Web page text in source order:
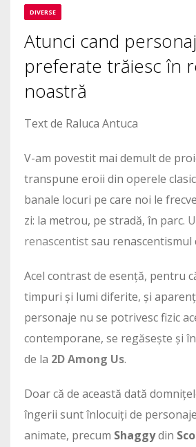
DIVERSE
Atunci cand
preferate trăiesc în
noastră
Text de Raluca Antuca
V-am povestit mai demult de
transpune eroii din operele
banale locuri pe care noi le
zi: la metrou, pe stradă, în parc.
renascentistsau renascentismul
Acel contrast de esență, pentru
timpuri și lumi diferite, și
personaje nu se potrivesc fizic
contemporane, se regăsește și
de la 2D Among Us.
Doar că de această dată
îngerii sunt înlocuiți de
animate, precum Shaggydin